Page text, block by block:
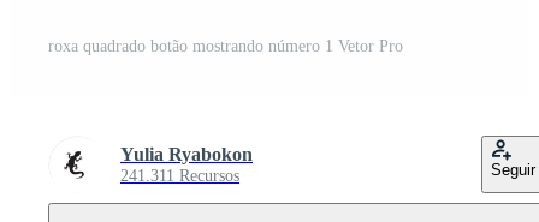
roxa quadrado botão mostrando número 1 Vetor Pro
Yulia Ryabokon
241.311 Recursos Seguir